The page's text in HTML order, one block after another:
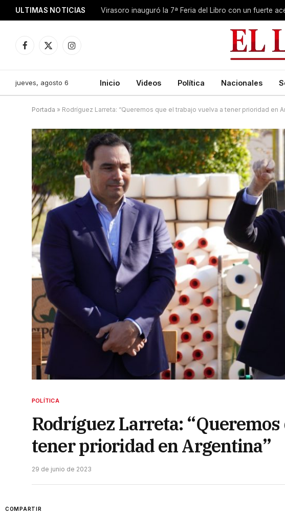
ULTIMAS NOTICIAS
Facebook
X
Instagram
jueves, agosto 6 Inicio Videos Política Nacionales
Portada » Rodríguez Larreta: “Queremos que el trabajo vuelva a tener prioridad en
POLÍTICA
Rodríguez Larreta:
tener prioridad en Argentina”
29 de junio de 2023
COMPARTIR